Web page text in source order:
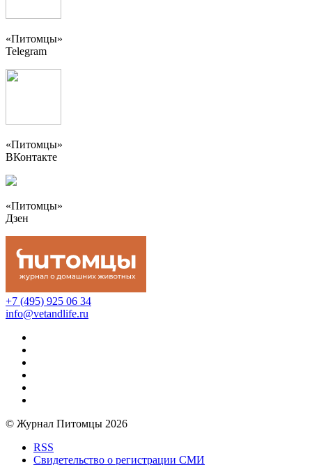
«Питомцы»
Telegram
«Питомцы»
ВКонтакте
«Питомцы»
Дзен
+7 (495) 925 06 34
info@vetandlife.ru
© Журнал Питомцы 2026
RSS
Свидетельство о регистрации СМИ